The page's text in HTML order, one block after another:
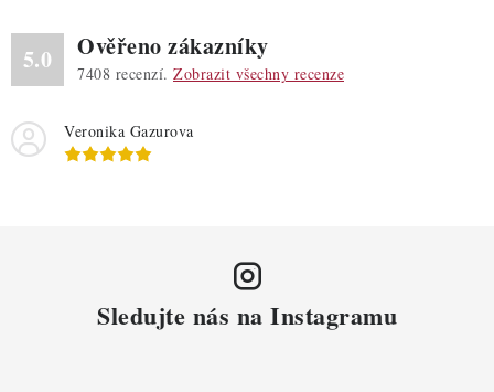
5.0 Ověřeno zákazníky
7408 recenzí. Zobrazit všechny recenze
Veronika Gazurova
Sledujte nás na Instagramu